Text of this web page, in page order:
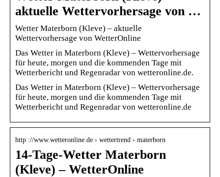
aktuelle Wettervorhersage von …
Wetter Materborn (Kleve) – aktuelle
Wettervorhersage von WetterOnline
Das Wetter in Materborn (Kleve) – Wettervorhersage
für heute, morgen und die kommenden Tage mit
Wetterbericht und Regenradar von wetteronline.de.
Das Wetter in Materborn (Kleve) – Wettervorhersage
für heute, morgen und die kommenden Tage mit
Wetterbericht und Regenradar von wetteronline.de
http ://www.wetteronline.de › wettertrend › materborn
14-Tage-Wetter Materborn
(Kleve) – WetterOnline